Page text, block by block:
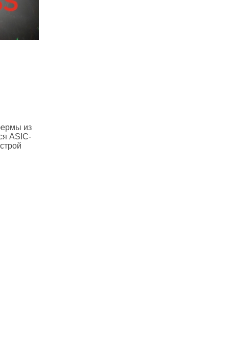
из
ASIC-